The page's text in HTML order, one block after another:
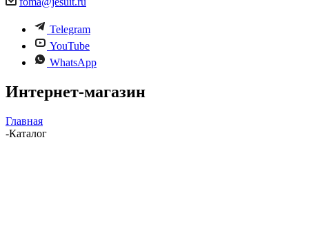
Telegram
YouTube
WhatsApp
Интернет-магазин
Главная
-Каталог